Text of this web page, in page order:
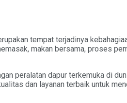
tempat terjadinya
makan bersama, proses
peralatan dapur terkemuka di
dan layanan terbaik untuk